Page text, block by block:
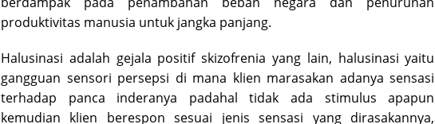
produktivitas manusia untuk jangka panjang.
Halusinasi adalah gejala positif skizofrenia yang lain, halusinasi yaitu
gangguan sensori persepsi di mana klien marasakan adanya sensasi
terhadap panca inderanya padahal tidak ada stimulus apapun
kemudian klien berespon sesuai jenis sensasi yang dirasakannya,